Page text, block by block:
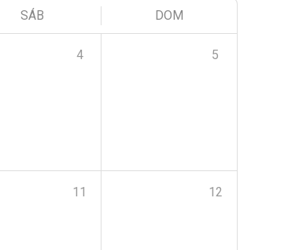
SÁB DOM
4 5
11 12